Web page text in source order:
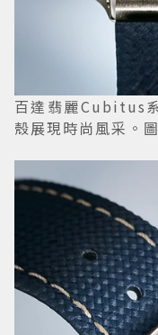
百達翡麗Cubitus
殼展現時尚風采。